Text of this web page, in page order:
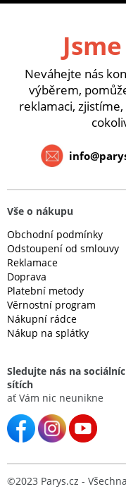
Neváhejte nás
výběrem,
reklamaci,
Vše o nákupu
Obchodní podmínky
Odstoupení od smlouvy
Reklamace
Doprava
Platební metody
Věrnostní program
Nákupní rádce
Nákup na splátky
Sledujte nás na
sítích
ať Vám nic neunikne
©2023 Parys.cz -